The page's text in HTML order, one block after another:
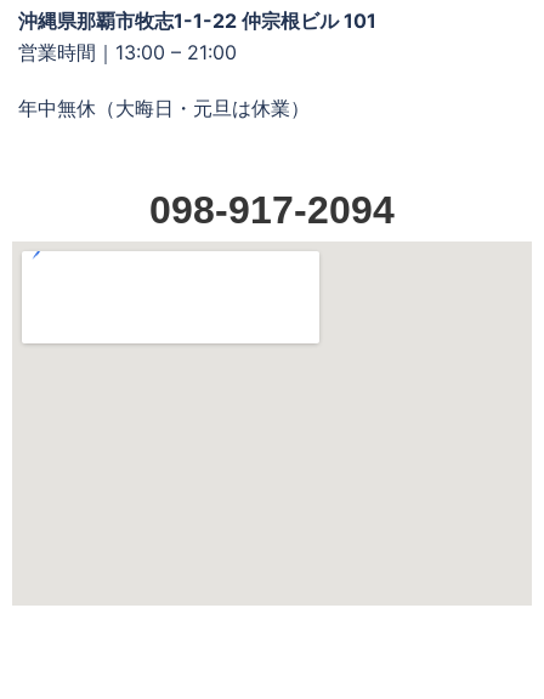
沖縄県那覇市牧志1-1-22 仲宗根ビル 101
営業時間｜13:00 – 21:00
年中無休（大晦日・元旦は休業）
098-917-2094